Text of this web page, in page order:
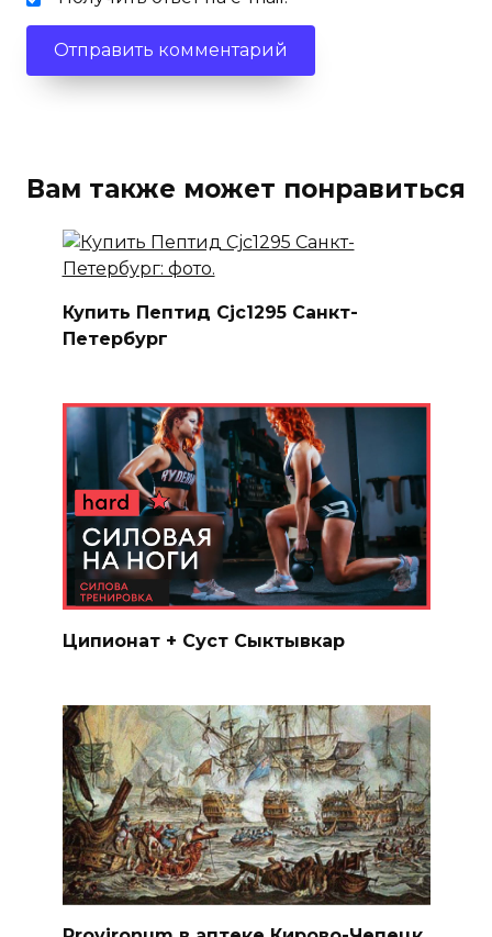
Вам также может понравиться
Купить Пептид Cjc1295 Санкт-
Петербург
Ципионат + Суст Сыктывкар